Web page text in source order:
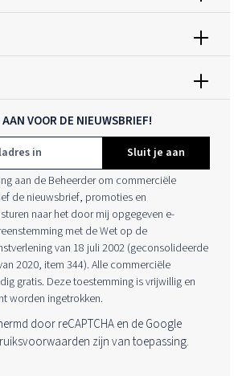
VOOR DE NIEUWSBRIEF!
Sluit je aan
aan de Beheerder om commerciële
de nieuwsbrief, promoties en
naar het door mij opgegeven e-
met de Wet op de
van 18 juli 2002 (geconsolideerde
2020, item 344). Alle commerciële
gratis. Deze toestemming is vrijwillig en
worden ingetrokken.
door reCAPTCHA en de Google
zijn van toepassing.